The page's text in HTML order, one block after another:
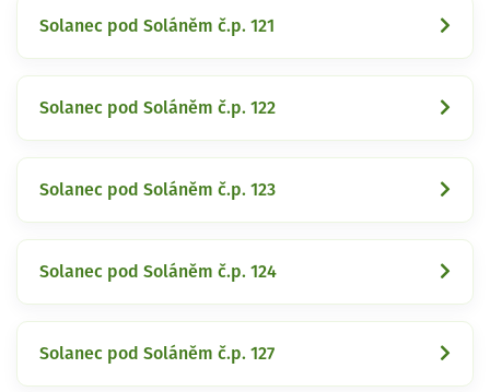
Solanec pod Soláněm č.p. 121
Solanec pod Soláněm č.p. 122
Solanec pod Soláněm č.p. 123
Solanec pod Soláněm č.p. 124
Solanec pod Soláněm č.p. 127